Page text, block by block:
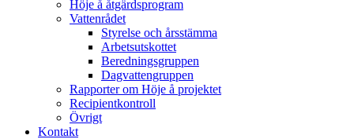
Höje å åtgärdsprogram
Vattenrådet
Styrelse och årsstämma
Arbetsutskottet
Beredningsgruppen
Dagvattengruppen
Rapporter om Höje å projektet
Recipientkontroll
Övrigt
Kontakt